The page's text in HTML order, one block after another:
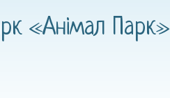
«Анімал